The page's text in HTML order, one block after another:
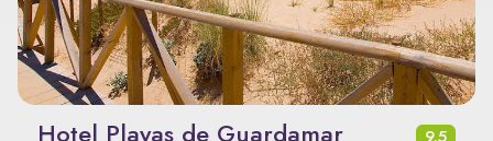
Hotel Playas de Guardamar 9.5